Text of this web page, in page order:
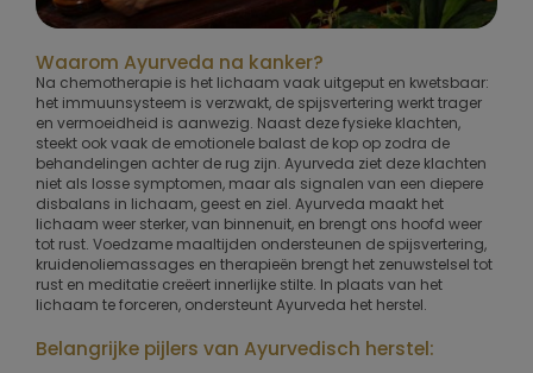
Waarom Ayurveda na kanker?
Na chemotherapie is het lichaam vaak uitgeput en kwetsbaar:
het immuunsysteem is verzwakt, de spijsvertering werkt trager
en vermoeidheid is aanwezig. Naast deze fysieke klachten,
steekt ook vaak de emotionele balast de kop op zodra de
behandelingen achter de rug zijn. Ayurveda ziet deze klachten
niet als losse symptomen, maar als signalen van een diepere
disbalans in lichaam, geest en ziel. Ayurveda maakt het
lichaam weer sterker, van binnenuit, en brengt ons hoofd weer
tot rust. Voedzame maaltijden ondersteunen de spijsvertering,
kruidenoliemassages en therapieën brengt het zenuwstelsel tot
rust en meditatie creëert innerlijke stilte. In plaats van het
lichaam te forceren, ondersteunt Ayurveda het herstel.
Belangrijke pijlers van Ayurvedisch herstel: